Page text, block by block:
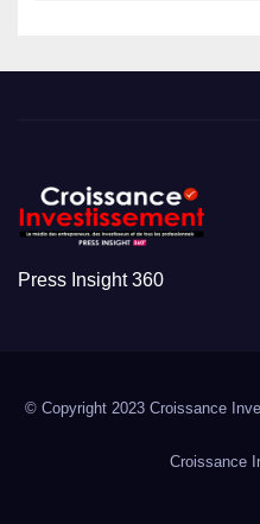
Press Insight 360
© Copyright 2023 Croissance
Croissance